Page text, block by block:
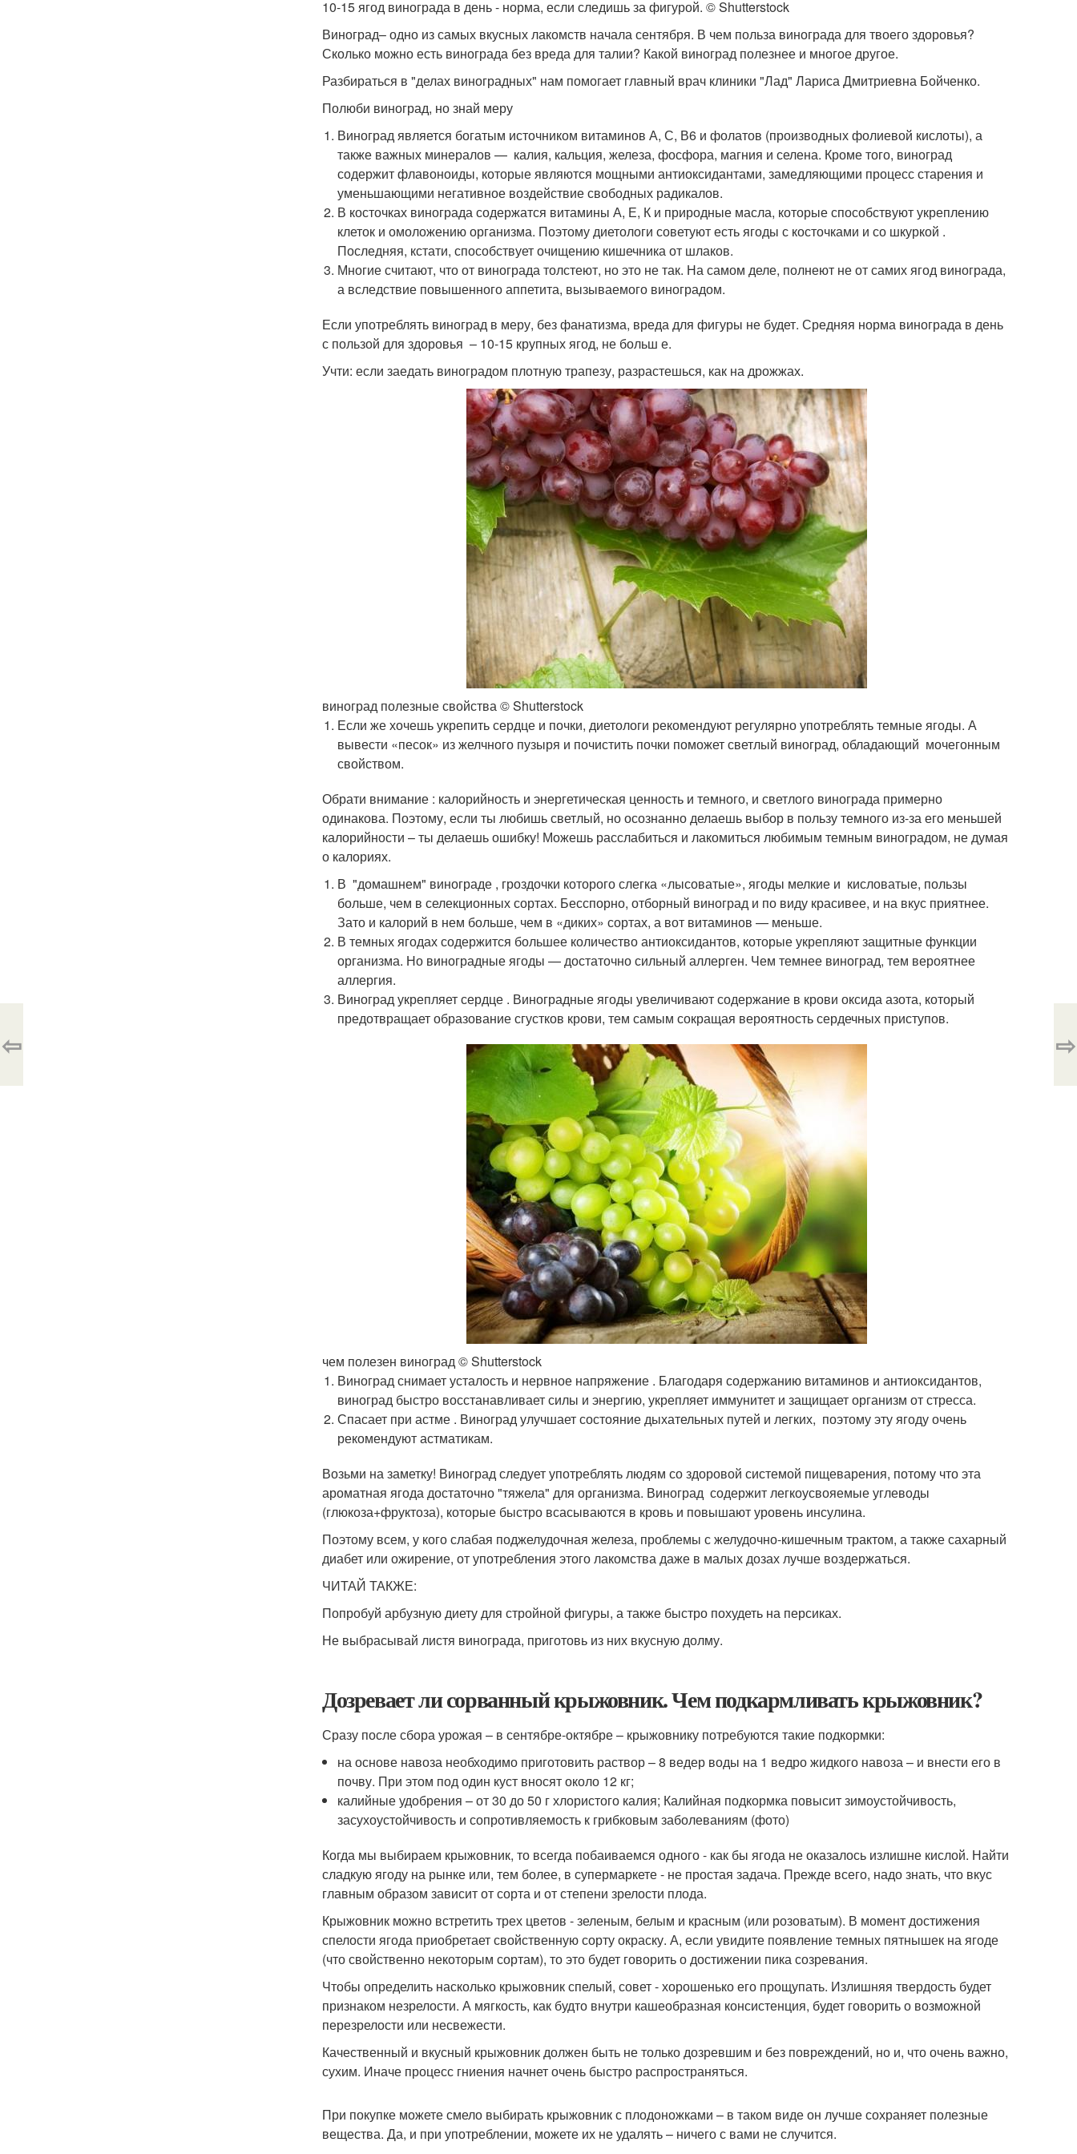
10-15 ягод винограда в день - норма, если следишь за фигурой. © Shutterstock
Виноград– одно из самых вкусных лакомств начала сентября. В чем польза винограда для твоего здоровья?
Сколько можно есть винограда без вреда для талии? Какой виноград полезнее и многое другое.
Разбираться в "делах виноградных" нам помогает главный врач клиники "Лад" Лариса Дмитриевна Бойченко.
Полюби виноград, но знай меру
Виноград является богатым источником витаминов А, С, В6 и фолатов (производных фолиевой кислоты), а
также важных минералов — калия, кальция, железа, фосфора, магния и селена. Кроме того, виноград
содержит флавоноиды, которые являются мощными антиоксидантами, замедляющими процесс старения и
уменьшающими негативное воздействие свободных радикалов.
В косточках винограда содержатся витамины А, Е, К и природные масла, которые способствуют укреплению
клеток и омоложению организма. Поэтому диетологи советуют есть ягоды с косточками и со шкуркой .
Последняя, кстати, способствует очищению кишечника от шлаков.
Многие считают, что от винограда толстеют, но это не так. На самом деле, полнеют не от самих ягод винограда,
а вследствие повышенного аппетита, вызываемого виноградом.
Если употреблять виноград в меру, без фанатизма, вреда для фигуры не будет. Средняя норма винограда в день
с пользой для здоровья – 10-15 крупных ягод, не больш е.
Учти: если заедать виноградом плотную трапезу, разрастешься, как на дрожжах.
виноград полезные свойства © Shutterstock
Если же хочешь укрепить сердце и почки, диетологи рекомендуют регулярно употреблять темные ягоды. А
вывести «песок» из желчного пузыря и почистить почки поможет светлый виноград, обладающий мочегонным
свойством.
Обрати внимание : калорийность и энергетическая ценность и темного, и светлого винограда примерно
одинакова. Поэтому, если ты любишь светлый, но осознанно делаешь выбор в пользу темного из-за его меньшей
калорийности – ты делаешь ошибку! Можешь расслабиться и лакомиться любимым темным виноградом, не думая
о калориях.
В "домашнем" винограде , гроздочки которого слегка «лысоватые», ягоды мелкие и кисловатые, пользы
больше, чем в селекционных сортах. Бесспорно, отборный виноград и по виду красивее, и на вкус приятнее.
Зато и калорий в нем больше, чем в «диких» сортах, а вот витаминов — меньше.
В темных ягодах содержится большее количество антиоксидантов, которые укрепляют защитные функции
организма. Но виноградные ягоды — достаточно сильный аллерген. Чем темнее виноград, тем вероятнее
аллергия.
Виноград укрепляет сердце . Виноградные ягоды увеличивают содержание в крови оксида азота, который
предотвращает образование сгустков крови, тем самым сокращая вероятность сердечных приступов.
чем полезен виноград © Shutterstock
Виноград снимает усталость и нервное напряжение . Благодаря содержанию витаминов и антиоксидантов,
виноград быстро восстанавливает силы и энергию, укрепляет иммунитет и защищает организм от стресса.
Спасает при астме . Виноград улучшает состояние дыхательных путей и легких, поэтому эту ягоду очень
рекомендуют астматикам.
Возьми на заметку! Виноград следует употреблять людям со здоровой системой пищеварения, потому что эта
ароматная ягода достаточно "тяжела" для организма. Виноград содержит легкоусвояемые углеводы
(глюкоза+фруктоза), которые быстро всасываются в кровь и повышают уровень инсулина.
Поэтому всем, у кого слабая поджелудочная железа, проблемы с желудочно-кишечным трактом, а также сахарный
диабет или ожирение, от употребления этого лакомства даже в малых дозах лучше воздержаться.
ЧИТАЙ ТАКЖЕ:
Попробуй арбузную диету для стройной фигуры, а также быстро похудеть на персиках.
Не выбрасывай листя винограда, приготовь из них вкусную долму.
Дозревает ли сорванный крыжовник. Чем подкармливать крыжовник?
Сразу после сбора урожая – в сентябре-октябре – крыжовнику потребуются такие подкормки:
на основе навоза необходимо приготовить раствор – 8 ведер воды на 1 ведро жидкого навоза – и внести его в
почву. При этом под один куст вносят около 12 кг;
калийные удобрения – от 30 до 50 г хлористого калия; Калийная подкормка повысит зимоустойчивость,
засухоустойчивость и сопротивляемость к грибковым заболеваниям (фото)
Когда мы выбираем крыжовник, то всегда побаиваемся одного - как бы ягода не оказалось излишне кислой. Найти
сладкую ягоду на рынке или, тем более, в супермаркете - не простая задача. Прежде всего, надо знать, что вкус
главным образом зависит от сорта и от степени зрелости плода.
Крыжовник можно встретить трех цветов - зеленым, белым и красным (или розоватым). В момент достижения
спелости ягода приобретает свойственную сорту окраску. А, если увидите появление темных пятнышек на ягоде
(что свойственно некоторым сортам), то это будет говорить о достижении пика созревания.
Чтобы определить насколько крыжовник спелый, совет - хорошенько его прощупать. Излишняя твердость будет
признаком незрелости. А мягкость, как будто внутри кашеобразная консистенция, будет говорить о возможной
перезрелости или несвежести.
Качественный и вкусный крыжовник должен быть не только дозревшим и без повреждений, но и, что очень важно,
сухим. Иначе процесс гниения начнет очень быстро распространяться.
При покупке можете смело выбирать крыжовник с плодоножками – в таком виде он лучше сохраняет полезные
вещества. Да, и при употреблении, можете их не удалять – ничего с вами не случится.
⇦ ⇨